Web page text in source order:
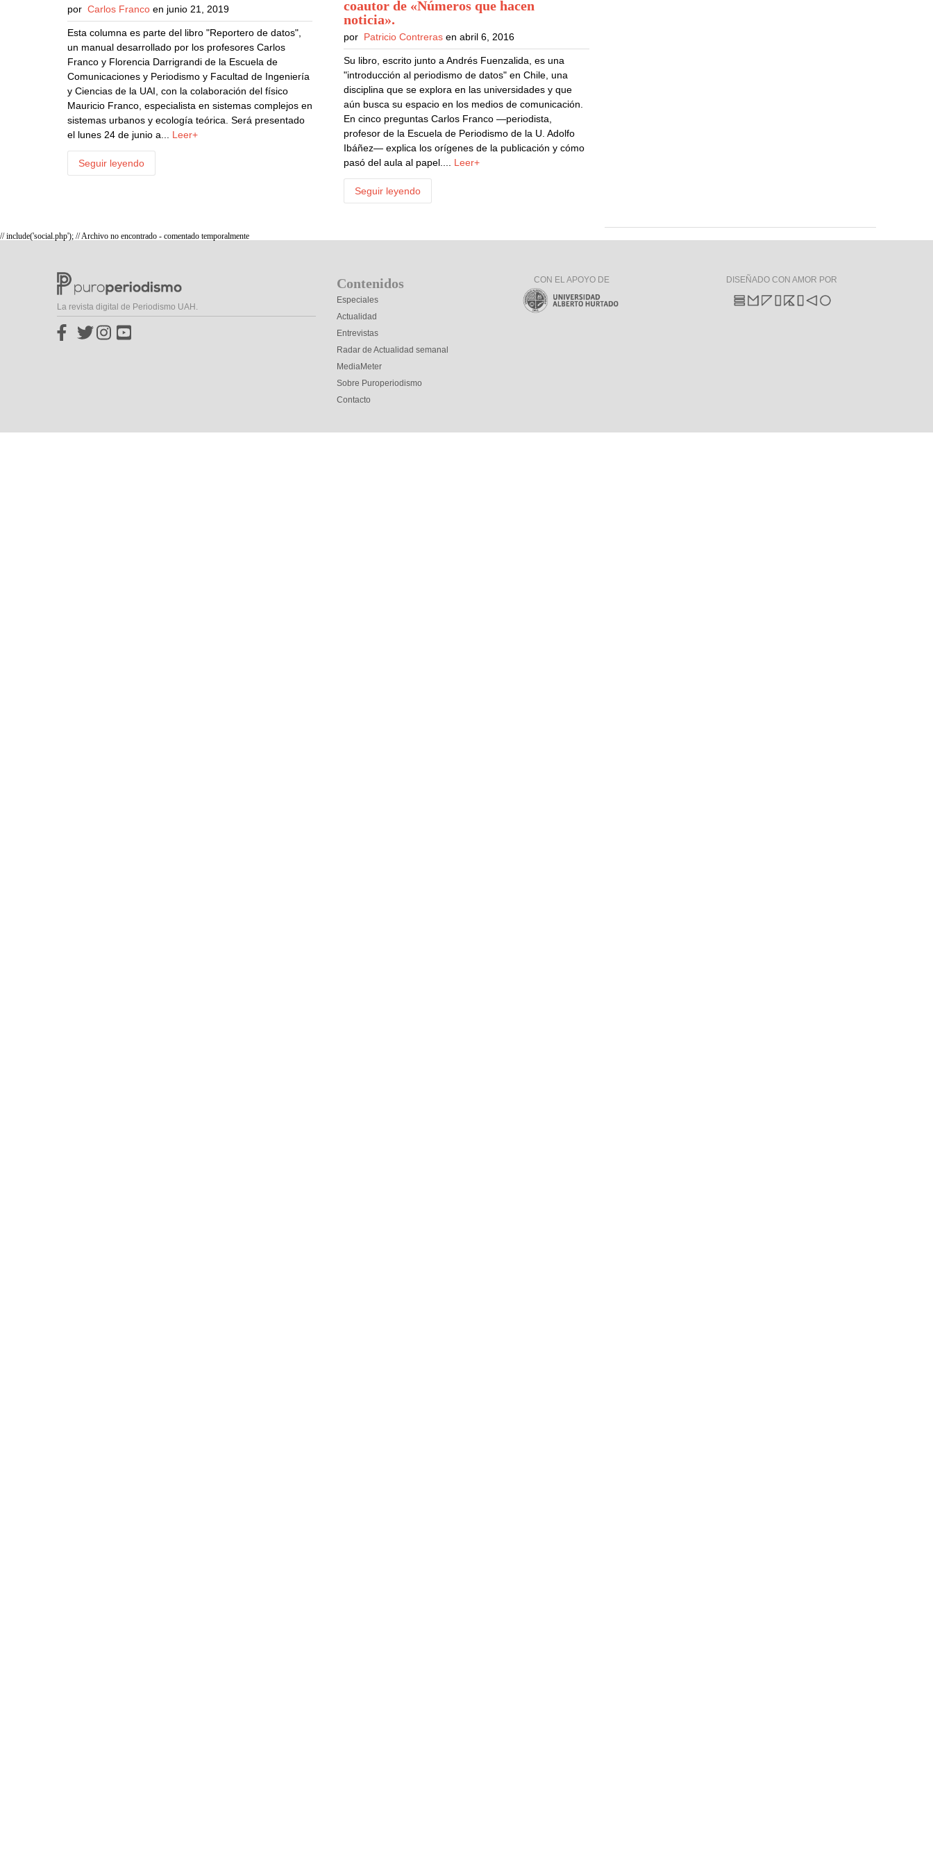
porCarlos Franco en junio 21, 2019
Esta columna es parte del libro "Reportero de datos",
un manual desarrollado por los profesores Carlos
Franco y Florencia Darrigrandi de la Escuela de
Comunicaciones y Periodismo y Facultad de Ingeniería
y Ciencias de la UAI, con la colaboración del físico
Mauricio Franco, especialista en sistemas complejos en
sistemas urbanos y ecología teórica. Será presentado
el lunes 24 de junio a... Leer+
Seguir leyendo
coautor de «Números que hacen
noticia».
por Patricio Contreras en abril 6, 2016
Su libro, escrito junto a Andrés Fuenzalida, es una
"introducción al periodismo de datos" en Chile, una
disciplina que se explora en las universidades y que
aún busca su espacio en los medios de comunicación.
En cinco preguntas Carlos Franco —periodista,
profesor de la Escuela de Periodismo de la U. Adolfo
Ibáñez— explica los orígenes de la publicación y cómo
pasó del aula al papel.... Leer+
Seguir leyendo
// include('social.php'); // Archivo no encontrado - comentado temporalmente
La revista digital de Periodismo UAH.
Contenidos
Especiales
Actualidad
Entrevistas
Radar de Actualidad semanal
MediaMeter
Sobre Puroperiodismo
Contacto
CON EL APOYO DE DISEÑADO CON AMOR POR